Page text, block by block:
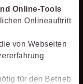
Online-Tools
Onlineauftritt
von Webseiten
für den Betrieb
Sachverhalte
und belastbare
gewinnen. Dabei
die Aktualität des